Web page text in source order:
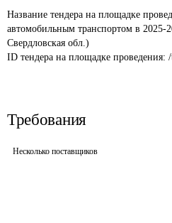
Название тендера на площадке
автомобильным транспортом в 2025-
Свердловская обл.)
ID тендера на площадке проведения:
Требования
Несколько поставщиков